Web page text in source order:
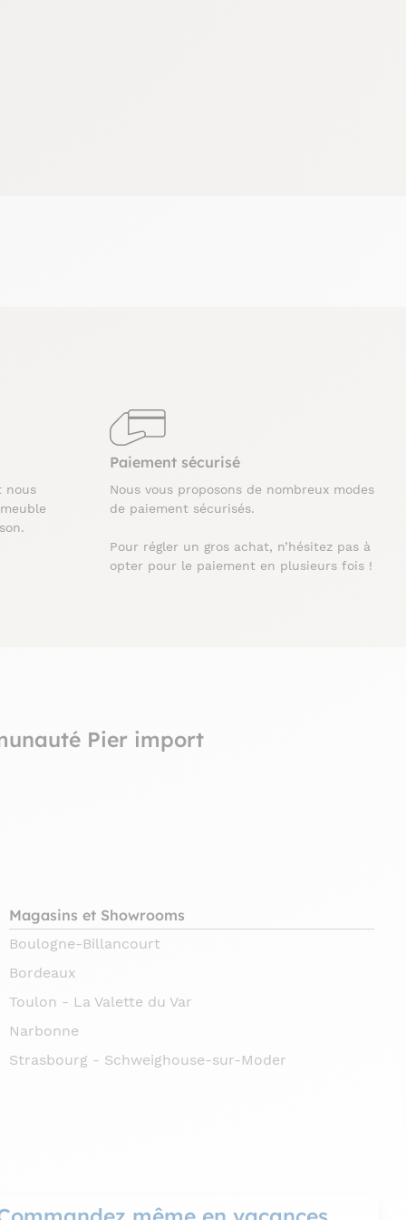
nous
Paiement sécurisé
Nous vous proposons de nombreux modes
de paiement sécurisés.
Pour régler un gros achat, n’hésitez pas à
opter pour le paiement en plusieurs fois !
Pier import
Magasins et Showrooms
Boulogne-Billancourt
Bordeaux
Toulon - La Valette du Var
Narbonne
Strasbourg - Schweighouse-sur-Moder